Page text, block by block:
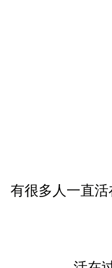
有很多人一直